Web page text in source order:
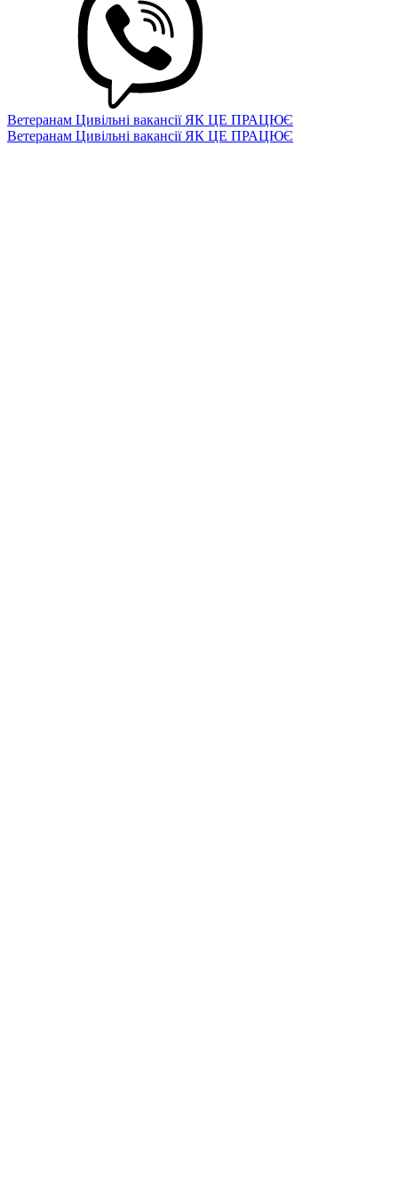
Ветеранам Цивільні вакансії ЯК ЦЕ ПРАЦЮЄ
Ветеранам Цивільні вакансії ЯК ЦЕ ПРАЦЮЄ